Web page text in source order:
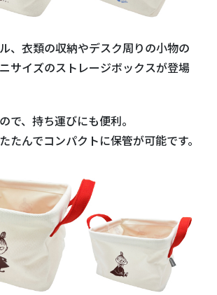
、衣類の収納やデスク周りの小物の
サイズのストレージボックスが登場
で、持ち運びにも便利。
たんでコンパクトに保管が可能です。